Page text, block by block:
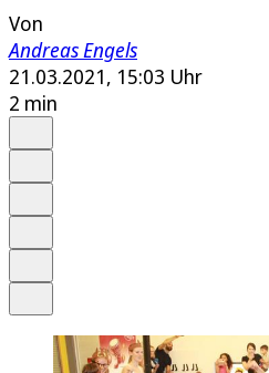
Von
Andreas Engels
21.03.2021, 15:03 Uhr
2 min